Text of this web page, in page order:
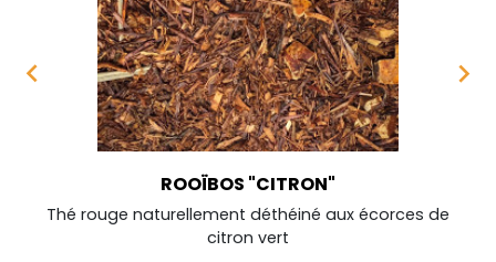

ROOÏBOS "CITRON"
Thé rouge naturellement déthéiné aux écorces de
citron vert
